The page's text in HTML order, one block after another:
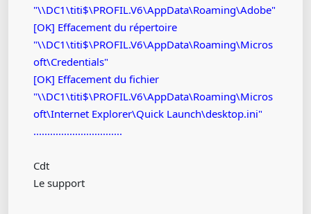
"\\DC1\titi$\PROFIL.V6\AppData\Roaming\Adobe"
[OK] Effacement du répertoire
"\\DC1\titi$\PROFIL.V6\AppData\Roaming\Micros
oft\Credentials"
[OK] Effacement du fichier
"\\DC1\titi$\PROFIL.V6\AppData\Roaming\Micros
oft\Internet Explorer\Quick Launch\desktop.ini"
................................
Cdt
Le support